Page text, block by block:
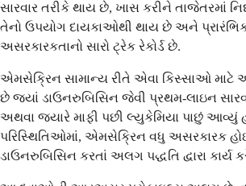
સારવાર તરીકે થાય છે, ખાસ કરીને તાજેતરમાં
તેનો ઉપયોગ દાયકાઓથી થાય છે અને પ્રારંભિક
અસરકારકતાનો સારો ટ્રેક રેકોર્ડ છે.
એમસેક્રિન સામાન્ય રીતે એવા કિસ્સાઓ માટે
છે જ્યાં ડાઉનરુબિસિન જેવી પ્રથમ-લાઇન
અથવા જ્યારે માફી પછી લ્યુકેમિયા પાછું
પરિસ્થિતિઓમાં, એમસેક્રિન વધુ અસરકારક
ડાઉનરુબિસિન કરતાં અલગ પદ્ધતિ દ્વારા કાર્ય